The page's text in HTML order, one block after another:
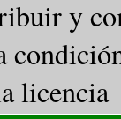
y
licencia